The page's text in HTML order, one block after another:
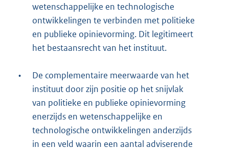
wetenschappelijke en technologische
ontwikkelingen te verbinden met politieke
en publieke opinievorming. Dit legitimeert
het bestaansrecht van het instituut.
•
De complementaire meerwaarde van het
instituut door zijn positie op het snijvlak
van politieke en publieke opinievorming
enerzijds en wetenschappelijke en
technologische ontwikkelingen anderzijds
in een veld waarin een aantal adviserende